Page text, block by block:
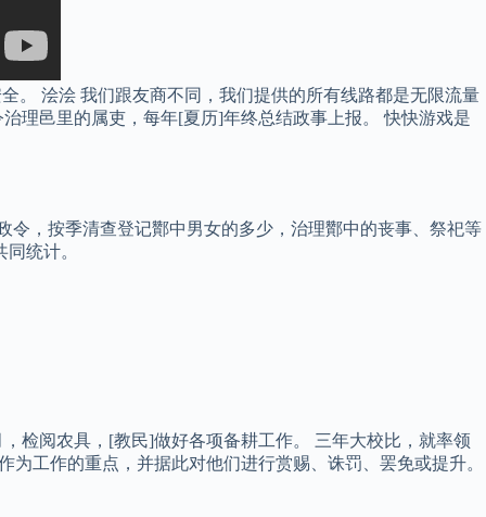
。 浍浍 我们跟友商不同，我们提供的所有线路都是无限流量
理邑里的属吏，每年[夏历]年终总结政事上报。 快快游戏是
令，按季清查登记酇中男女的多少，治理酇中的丧事、祭祀等
统计。
检阅农具，[教民]做好各项备耕工作。 三年大校比，就率领
工作的重点，并据此对他们进行赏赐、诛罚、罢免或提升。